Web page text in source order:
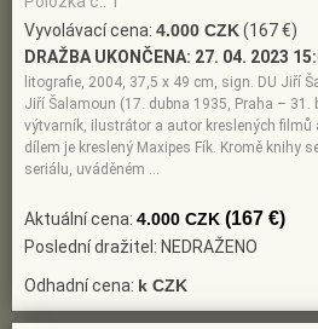
Vyvolávací cena: 4.000 CZK(167 €)
DRAŽBA UKONČENA: 27. 04. 2023
litografie, 2004, 37,5 x 49 cm, sign. DU Jiří
Jiří Šalamoun (17. dubna 1935, Praha – 31.
výtvarník, ilustrátor a autor kreslených filmů
dílem je kreslený Maxipes Fík. Kromě knihy
seriálu, uváděném …
Aktuální cena: 4.000 CZK (167 €)
Poslední dražitel: NEDRAŽENO
Odhadní cena: k CZK